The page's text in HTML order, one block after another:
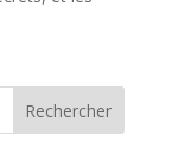
Rechercher